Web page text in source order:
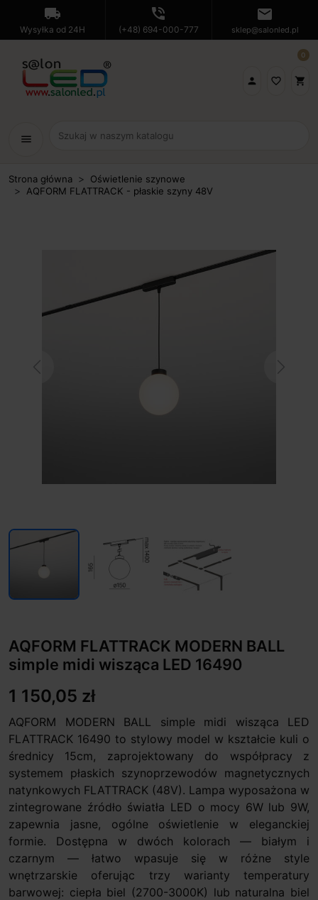
local_shipping
Wysyłka od 24H
phone_in_talk
(+48) 694-000-777
mail
sklep@salonled.pl
 favorite_border shopping_cart
0
menu
Strona główna
Oświetlenie szynowe
AQFORM FLATTRACK - płaskie szyny 48V
AQFORM FLATTRACK MODERN BALL
simple midi wisząca LED 16490
1 150,05 zł
AQFORM MODERN BALL simple midi wisząca LED
FLATTRACK 16490 to stylowy model w kształcie kuli o
średnicy 15cm, zaprojektowany do współpracy z
systemem płaskich szynoprzewodów magnetycznych
natynkowych FLATTRACK (48V). Lampa wyposażona w
zintegrowane źródło światła LED o mocy 6W lub 9W,
zapewnia jasne, ogólne oświetlenie w eleganckiej
formie. Dostępna w dwóch kolorach — białym i
czarnym — łatwo wpasuje się w różne style
wnętrzarskie oferując trzy warianty temperatury
barwowej: ciepła biel (2700-3000K) lub naturalna biel